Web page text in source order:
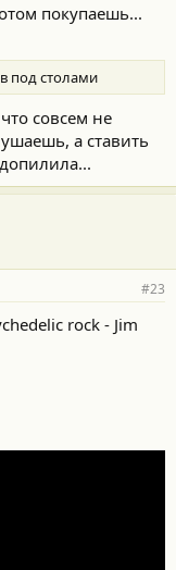
покупаешь...
под столами
совсем не
а ставить
#23
rock - Jim